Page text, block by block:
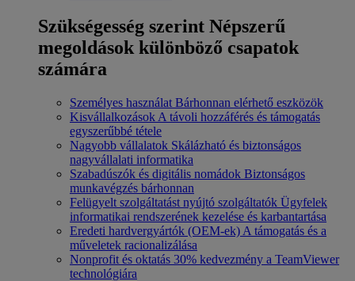
Szükségesség szerint Népszerű
megoldások különböző csapatok
számára
Személyes használat Bárhonnan elérhető eszközök
Kisvállalkozások A távoli hozzáférés és támogatás
egyszerűbbé tétele
Nagyobb vállalatok Skálázható és biztonságos
nagyvállalati informatika
Szabadúszók és digitális nomádok Biztonságos
munkavégzés bárhonnan
Felügyelt szolgáltatást nyújtó szolgáltatók Ügyfelek
informatikai rendszerének kezelése és karbantartása
Eredeti hardvergyártók (OEM-ek) A támogatás és a
műveletek racionalizálása
Nonprofit és oktatás 30% kedvezmény a TeamViewer
technológiára